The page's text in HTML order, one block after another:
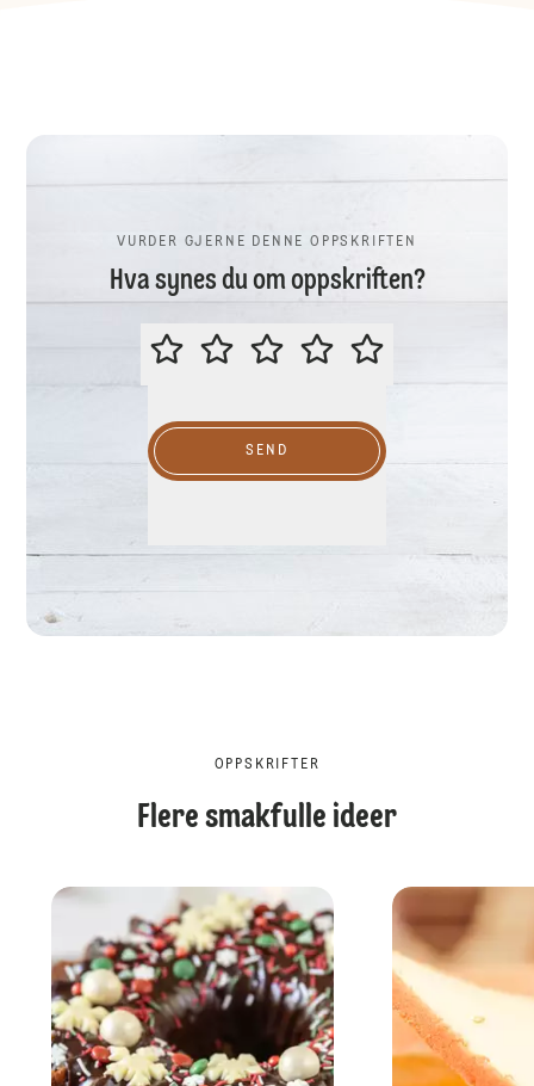
VURDER GJERNE DENNE OPPSKRIFTEN
Hva synes du om oppskriften?
VURDER GJERNE DENNE
SEND
OPPSKRIFTER
Flere smakfulle ideer